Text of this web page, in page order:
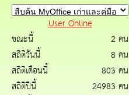
User Online
ขณะนี้
2 คน
สถิติวันนี้
8 คน
สถิติเดือนนี้
803 คน
สถิติปีนี้
24983 คน